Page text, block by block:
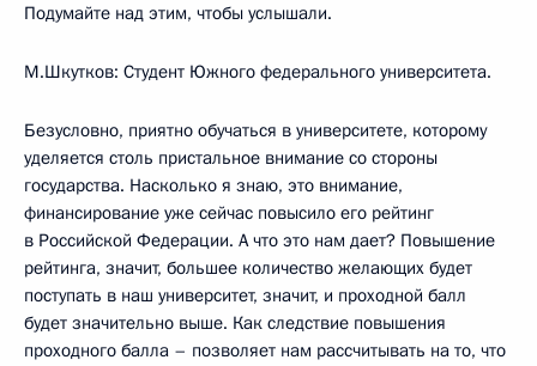
Подумайте над этим, чтобы услышали.
М.Шкутков: Студент Южного федерального университета.
Безусловно, приятно обучаться в университете, которому
уделяется столь пристальное внимание со стороны
государства. Насколько я знаю, это внимание,
финансирование уже сейчас повысило его рейтинг
в Российской Федерации. А что это нам дает? Повышение
рейтинга, значит, большее количество желающих будет
поступать в наш университет, значит, и проходной балл
будет значительно выше. Как следствие повышения
проходного балла – позволяет нам рассчитывать на то, что